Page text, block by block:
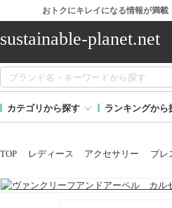
おトクにキレイになる情報が満載
sustainable-planet.net
カテゴリから探す ランキングから
TOP レディース アクセサリー ブレ